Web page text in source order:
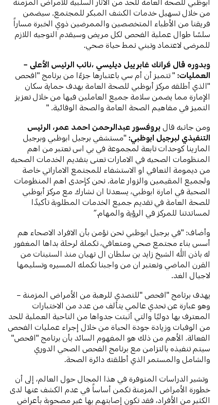
من خلال تسهيل خدمات الكشف المبكر للمجتمع. سيضمن
فريقنا من الأطباء المتخصصين والممرضين ذوي الخبرة مساراً
سلسًا طوال عملية الفحص لكل مريض وسيقدم التوجيه اللازم
للمرضى لاعتماد وتبني نمط حياة صحي.
وبدوره قال فرانك غابرييل ديليسي نائب الرئيس الأعلى –
العمليات:" تتميز أن أم سي باعتبارها جزءًا من برنامج "افحص
"الذي أطلقه مركز أبوظبي للصحة العامة بهدف حماية سكان
الإمارة مما يضمن سلامة جميع العاملين فيها من خلال تعزيز
التميز في مفاهيم الصحة العامة والصحة الوقائية. "
ومن جانبه قالبروفسور عبدالرحمن احمد عمر، الرئيس
التنفيذي لبرجيل ابوظبي:"مستشفي برجيل ابوظبي وبرجيل
المارينا كوحدات تابعة لمجموعة في بي اس تعتبر من اهم
المنظومات الصحيه في الامارات تعنى بتقديم الخدمات الصحيه
من ديمومة التعافي او الاستشفاء للمجتمع الاماراتي خاصة
ولجميع المقيمين والزوار عامة. نحن كإحدى اهم المنظومات
الصحية في امارة ابوظبي، يسعدنا ان نشارك مع مركز أبوظبي
للصحة العامة في تقديم جميع الخدمات المطلوبة تأكيدًا
لمساندتنا للمركز في الرؤية والمهام.”
وأضاف: "في برجيل ابوظبي نحن نؤمن بأن الافراد الاصحاء هم
أسس بناء مجتمع صحي ومتعافي، تكملة لرحلة بداها المغفور
له باذن الله الشيخ زايد بن سلطان ال نهيان منذ الستينات من
القرن الماضي ونعتبر ان من واجبنا تكمله المسيره وتسليمها
لاجيال الغد.
يهدف برنامج "افحص "للتصدي للرهبة من الأمراض المزمنة –
وهو عبارة عن تحدي عالمي يتألف من عدد من الاختبارات
المعترف بها دوليًا والتي أثبتت جدواها من الناحية العملية للحد
من الوفيات وزيادة جودة الحياة من خلال إجراء عمليات الفحص
الفعالة. الأهم من ذلك هو المفهوم السائد بأن برنامج "افحص"
سيتم تنفيذه بالتزامن مع برنامج الفحص الصحي الدوري
والشامل والمستمر الذي أطلقته دائرة الصحة.
وتشير الدراسات المتوفرة في هذا المجال حول العالم، إلى أن
خطورة الأمراض المزمنة تكمن أساساً في عدم الكشف عنها لدى
الكثير من الأفراد، فقد تكون إصابتهم بها غير مصحوبة بأعراض